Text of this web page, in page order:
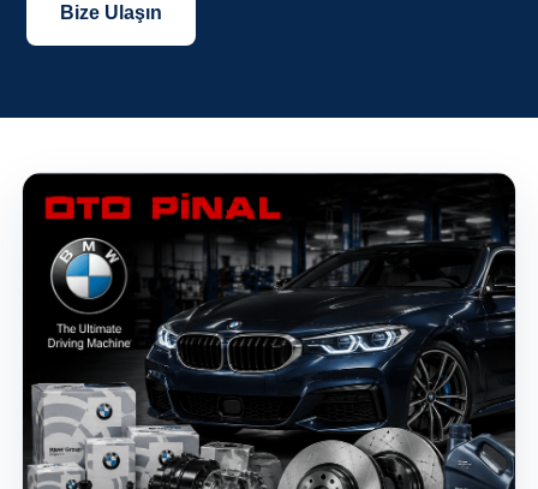
Bize Ulaşın